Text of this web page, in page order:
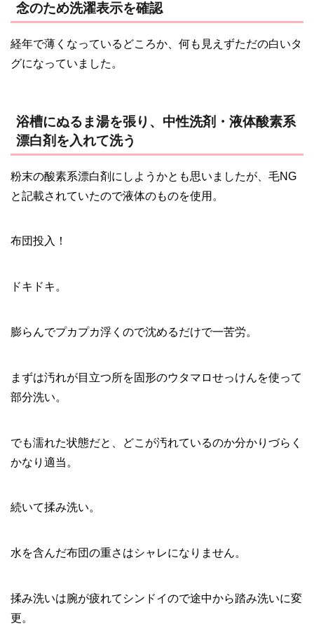
念のため洗濯表示を確認
経年で薄くなっているどころか、何も見えずただの白いタ
グになっていました。
浴槽にぬるま湯を張り、中性洗剤・液体酸素系
漂白剤を入れて洗う
粉末の酸素系漂白剤にしようかとも思いましたが、毛NG
と記載されていたので液体のものを使用。
布団投入！
ドキドキ。
膨らんでプカプカ浮くので沈めるだけで一苦労。
まずは汚れが目立つ所を固形のウタマロせっけんを使って
部分洗い。
でも濡れた状態だと、どこが汚れているのか分かりづらく
かなり適当。
続いて揉み洗い。
水を含んだ布団の重さはシャレになりません。
揉み洗いは腕が疲れてシンドイので途中から踏み洗いに変
更。